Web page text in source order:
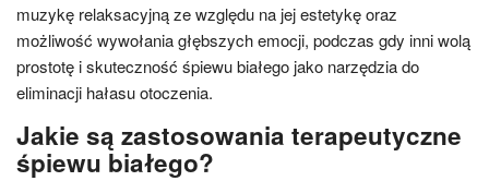
muzykę relaksacyjną ze względu na jej estetykę oraz
możliwość wywołania głębszych emocji, podczas gdy inni wolą
prostotę i skuteczność śpiewu białego jako narzędzia do
eliminacji hałasu otoczenia.
Jakie są zastosowania terapeutyczne
śpiewu białego?